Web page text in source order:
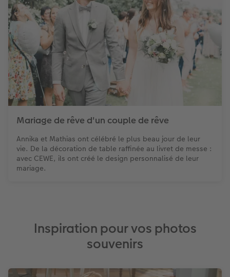
Mariage de rêve d'un couple de rêve
Annika et Mathias ont célébré le plus beau jour de leur
vie. De la décoration de table raffinée au livret de messe :
avec CEWE, ils ont créé le design personnalisé de leur
mariage.
Inspiration pour vos photos
souvenirs